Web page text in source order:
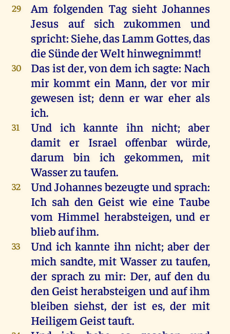
29 Am folgenden Tag sieht Johannes
Jesus
auf sichzukommenund
spricht: Siehe,dasLamm Gottes,das
die SündederWelthinwegnimmt!
30 Dasistder,vondem ich sagte: Nach
mir kommt ein Mann, der vor mir
gewesen ist; denn er war eher als
ich.
31 Und ich kannte ihn nicht;aber
damit er Israel offenbar würde,
darum
bin ich gekommen,mit
Wasserzutaufen.
32 UndJohannesbezeugte und sprach:
Ich sah den Geist wie eine Taube
vom Himmel herabsteigen,und er
bliebaufihm.
33 Und ich kannte ihn nicht;aber der
mich sandte,mit Wasser zu taufen,
der sprach zu mir: Der,auf den du
den Geistherabsteigen undaufihm
bleiben siehst,der ist es,der mit
Heiligem Geisttauft.